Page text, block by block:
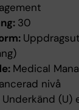
30
Medical
nivå
Underkänd (U)